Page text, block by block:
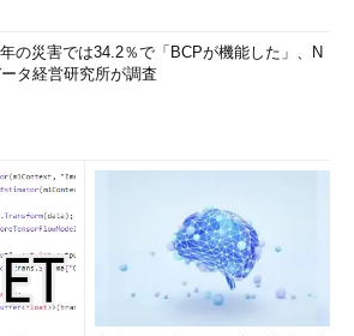
の災害では34.2％で「BCPが機能した」、N
タ経営研究所が調査